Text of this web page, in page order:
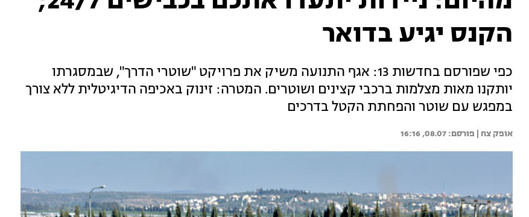
הקנס יגיע בדואר
כפי שפורסם בחדשות 13: אגף התנועה משיק את פרויקט "שוטרי הדרך", שבמסגרתו
יותקנו מאות מצלמות ברכבי קצינים ושוטרים. המטרה: זינוק באכיפה הדיגיטלית ללא צורך
במפגש עם שוטר והפחתת הקטל בדרכים
אופק צח | 08.07, 16:16